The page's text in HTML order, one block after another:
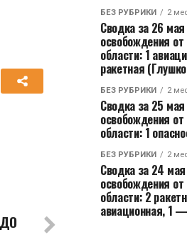
БЕЗ РУБРИКИ 2
Сводка за 26
освобождения от
области: 1
ракетная
БЕЗ РУБРИКИ 2
Сводка за 25
освобождения от
области: 1
БЕЗ РУБРИКИ 2
Сводка за 24
освобождения от
области: 2
авиационная, 1